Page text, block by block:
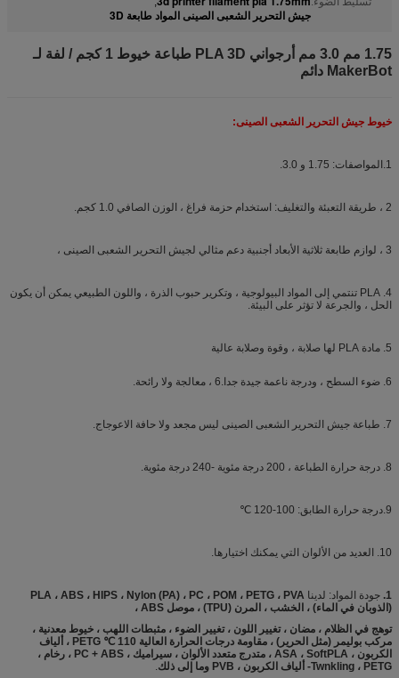
جيش التحرير الشعبى الصينى المواد طابعة 3D
1.75 مم 3.0 مم أرجواني PLA 3D طباعة خيوط 1 كجم / لفة لـ
MakerBot دائم
خيوط جيش التحرير الشعبى الصينى:
1.المواصفات: 1.75 و 3.0.
2 ، طريقة التعبئة والتغليف: استخدام حزمة فراغ ، الوزن الصافي 1.0 كجم.
3 ، لوازم طابعة ثلاثية الأبعاد أجنبية دعم مثالي لجيش التحرير الشعبى الصينى ،
4. PLA تنتمي إلى المواد البيولوجية ، وتكرير حبوب الذرة ، واللون الطبيعي يمكن أن يكون
الحل ، والجرعة لا تؤثر على البيئة.
5. مادة PLA لها صلابة ، وقوة وصلابة عالية
6. ضوء السطح ، ودرجة ناعمة جيدة جدا.6 ، معالجة ولا رائحة.
7. طباعة جيش التحرير الشعبى الصينى ليس مجعد ولا حافة الاعوجاج.
8. درجة حرارة الطباعة ، 200 درجة مئوية -240 درجة مئوية.
9.درجة حرارة الطابق: 100-120 ℃
10. العديد من الألوان التي يمكنك اختيارها.
1. جودة المواد: لدينا PLA ، ABS ، HIPS ، Nylon (PA) ، PC ، POM ، PETG ، PVA
(الذوبان في الماء) ، الخشب ، المرن (TPU) ، موصل ABS ،
توهج في الظلام ، مضان ، تغيير اللون ، تغيير الضوء ، مثبطات اللهب ، خيوط معدنية ،
مركب بوليمر (مثل الحرير) ، مقاومة درجات الحرارة العالية 110 ℃ PETG ، ألياف
الكربون ، ASA ، SoftPLA ، متدرج متعدد الألوان ، سيراميك ، PC + ABS ، رخام ،
Twnkling ، PETG- ألياف الكربون ، PVB وما إلى ذلك
.